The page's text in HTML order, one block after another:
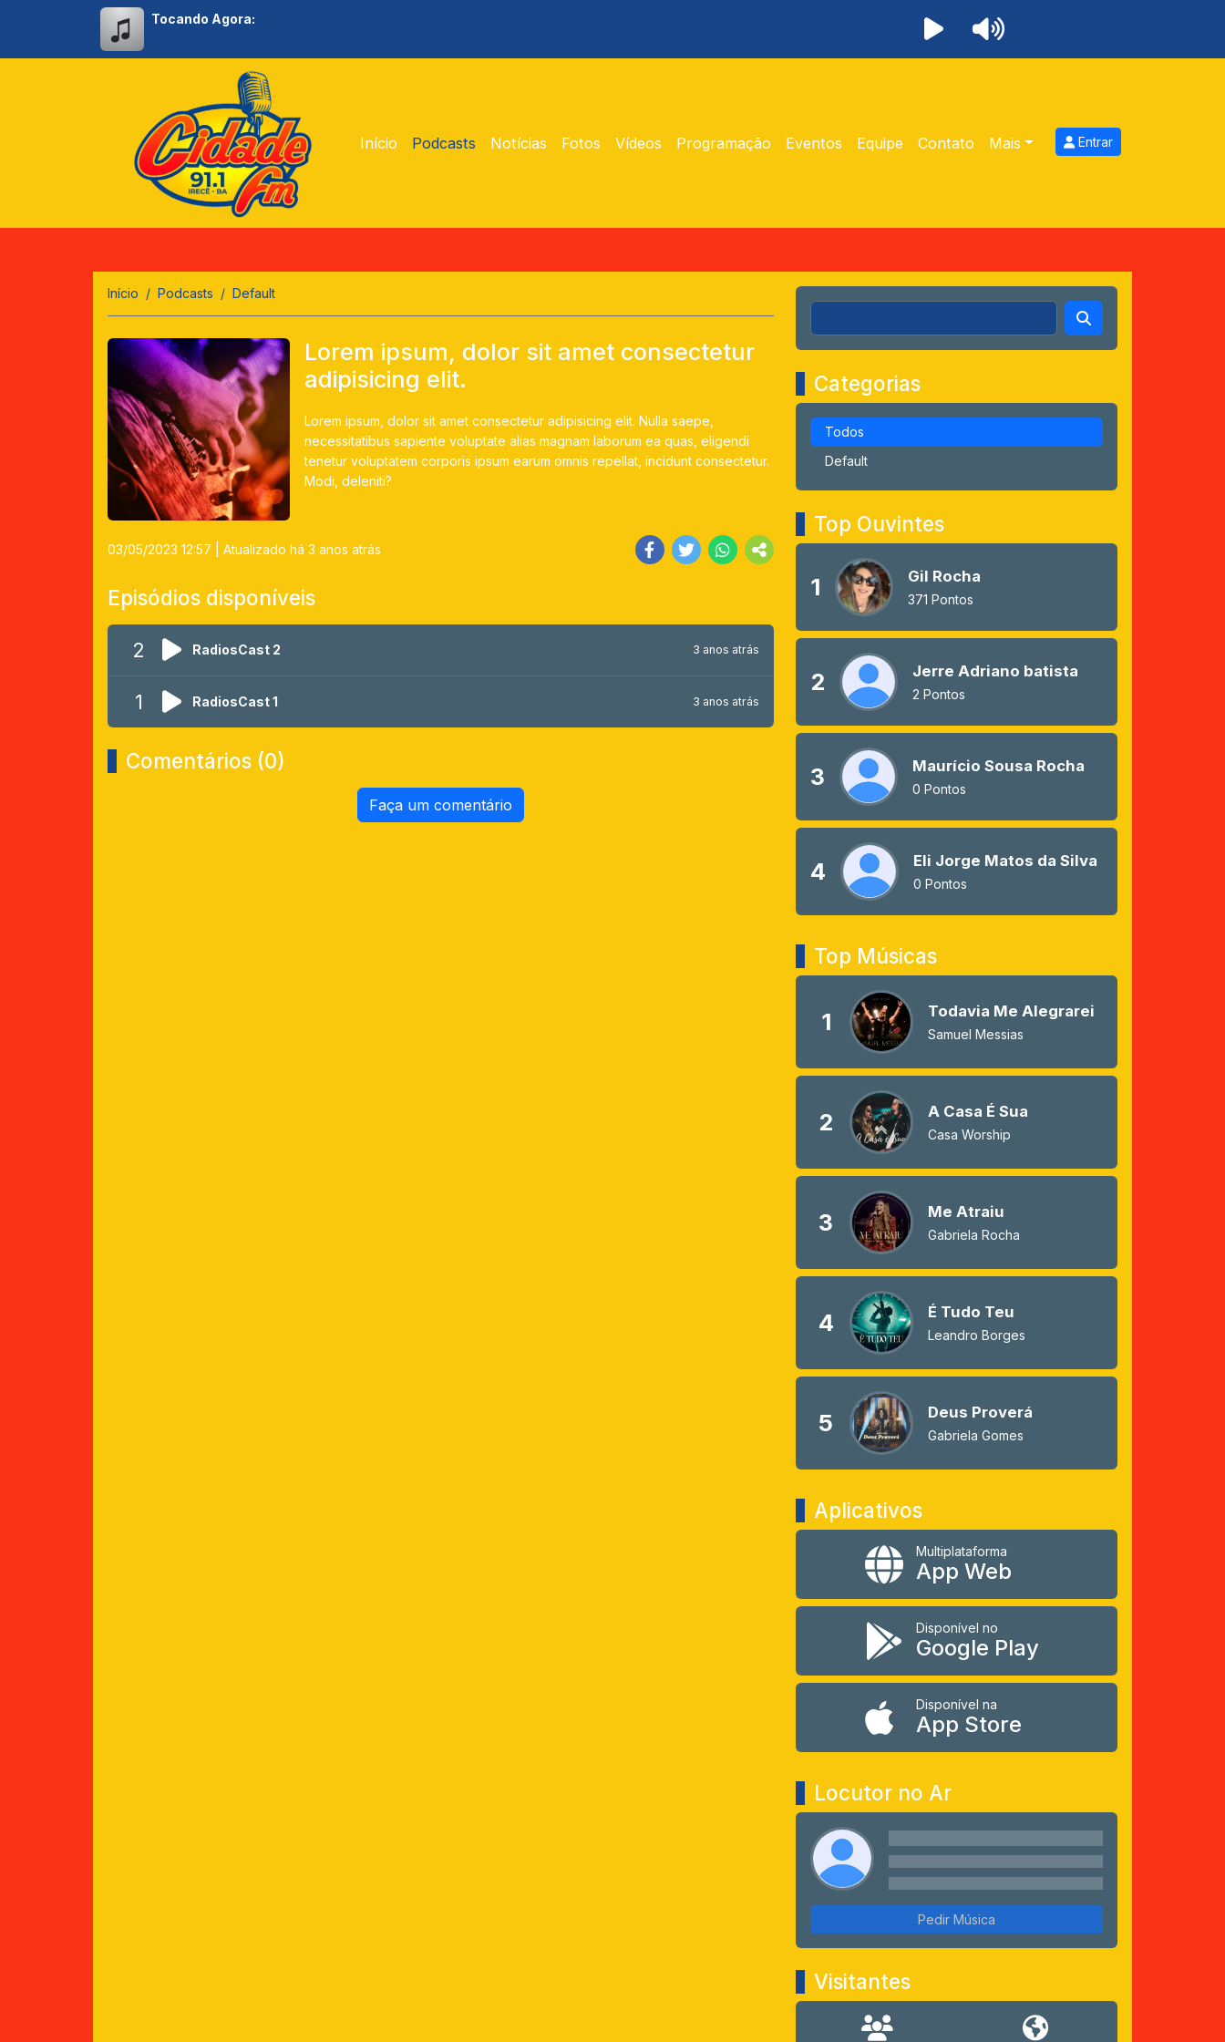
Tocando Agora:
Início Podcasts Notícias Fotos Vídeos Programação Eventos Equipe Contato Mais Entrar
Início Podcasts Default
Lorem ipsum, dolor sit amet consectetur
adipisicing elit.
Lorem ipsum, dolor sit amet consectetur adipisicing elit. Nulla saepe,
necessitatibus sapiente voluptate alias magnam laborum ea quas, eligendi
tenetur voluptatem corporis ipsum earum omnis repellat, incidunt consectetur.
Modi, deleniti?
03/05/2023 12:57 | Atualizado há 3 anos atrás
Episódios disponíveis
2 RadiosCast 2 3 anos atrás
1 RadiosCast 1 3 anos atrás
Comentários (0)
Faça um comentário
Categorias
Todos
Default
Top Ouvintes
1 Gil Rocha
371 Pontos
2 Jerre Adriano batista
2 Pontos
3 Maurício Sousa Rocha
0 Pontos
4 Eli Jorge Matos da Silva
0 Pontos
Top Músicas
1 Todavia Me Alegrarei
Samuel Messias
2 A Casa É Sua
Casa Worship
3 Me Atraiu
Gabriela Rocha
4 É Tudo Teu
Leandro Borges
5 Deus Proverá
Gabriela Gomes
Aplicativos
Multiplataforma
App Web
Disponível no
Google Play
Disponível na
App Store
Locutor no Ar
Pedir Música
Visitantes